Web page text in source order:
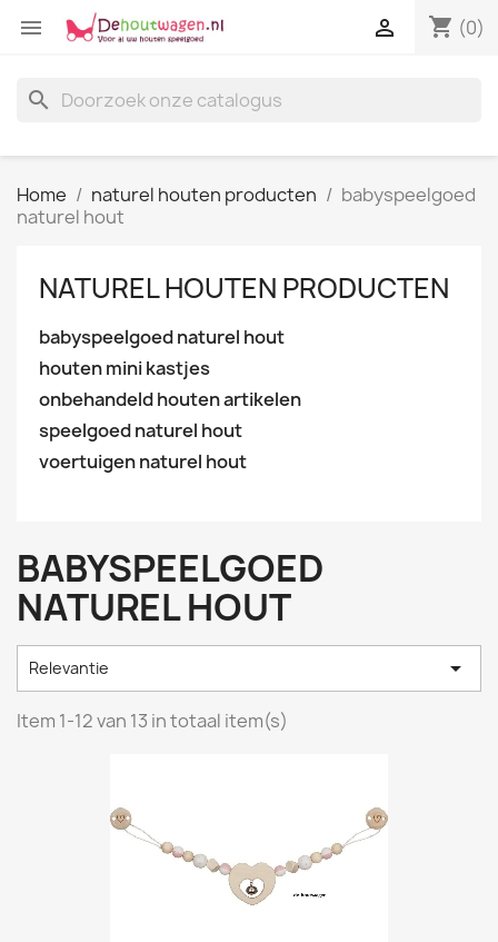
 shopping_cart (0)

search
Home naturel houten producten
babyspeelgoed
naturel hout
NATUREL HOUTEN PRODUCTEN
babyspeelgoed naturel hout
houten mini kastjes
onbehandeld houten artikelen
speelgoed naturel hout
voertuigen naturel hout
BABYSPEELGOED
NATUREL HOUT
Relevantie 
Item 1-12 van 13 in totaal item(s)